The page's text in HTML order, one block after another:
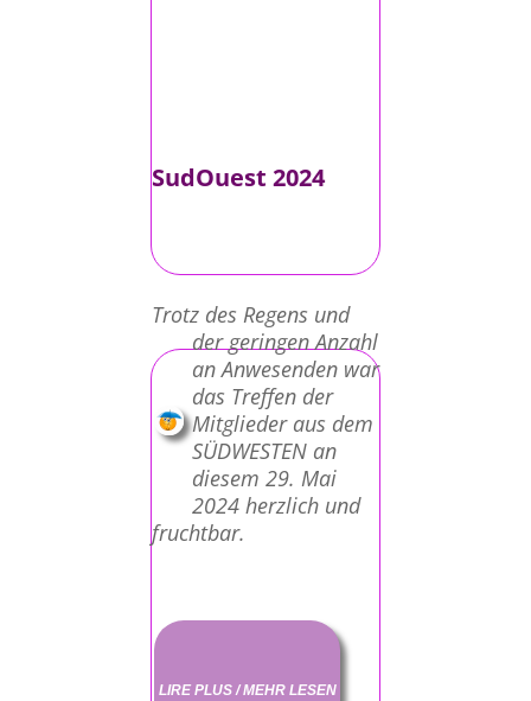
SudOuest 2024
Trotz des Regens und
der geringen Anzahl
an Anwesenden war
das Treffen der
Mitglieder aus dem
SÜDWESTEN an
diesem 29. Mai
2024 herzlich und
fruchtbar.
LIRE PLUS / MEHR LESEN